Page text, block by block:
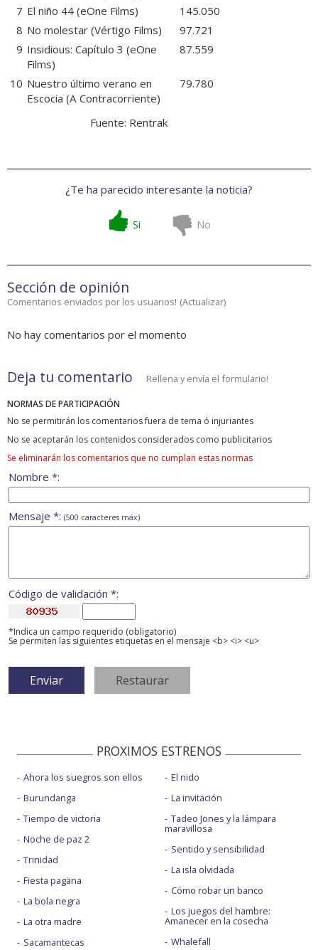
7 El niño 44 (eOne Films)
145.050
8 No molestar (Vértigo Films)
97.721
9 Insidious: Capítulo 3 (eOne
Films)
87.559
10 Nuestro último verano en
Escocia (A Contracorriente)
79.780
Fuente: Rentrak
¿Te ha parecido interesante la noticia?
Si No
Sección de opinión
Comentarios enviados por los usuarios! (Actualizar)
No hay comentarios por el momento
Deja tu comentario Rellena y envía el formulario!
NORMAS DE PARTICIPACIÓN
No se permitirán los comentarios fuera de tema ó injuriantes
No se aceptarán los contenidos considerados como publicitarios
Se eliminarán los comentarios que no cumplan estas normas
Nombre *:
Mensaje *: (500 caracteres máx)
Código de validación *:
*Indica un campo requerido (obligatorio)
Se permiten las siguientes etiquetas en el mensaje <b> <i> <u>
PROXIMOS ESTRENOS
Ahora los suegros son ellos
Burundanga
Tiempo de victoria
Noche de paz 2
Trinidad
Fiesta pagäna
La bola negra
La otra madre
Sacamantecas
El nido
La invitación
Tadeo Jones y la lámpara
maravillosa
Sentido y sensibilidad
La isla olvidada
Cómo robar un banco
Los juegos del hambre:
Amanecer en la cosecha
Whalefall